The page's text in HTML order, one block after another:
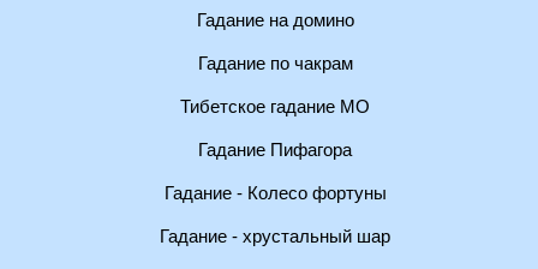
Гадание на домино
Гадание по чакрам
Тибетское гадание МО
Гадание Пифагора
Гадание - Колесо фортуны
Гадание - хрустальный шар